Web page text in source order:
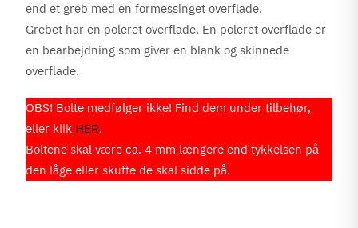
end et greb med en formessinget overflade.
Grebet har en poleret overflade. En poleret overflade er
en bearbejdning som giver en blank og skinnede
overflade.
OBS! Bolte medfølger ikke! Find dem under tilbehør,
eller klik HER.
Boltene skal være ca. 4 mm længere end tykkelsen på
den låge eller skuffe de skal sidde på.